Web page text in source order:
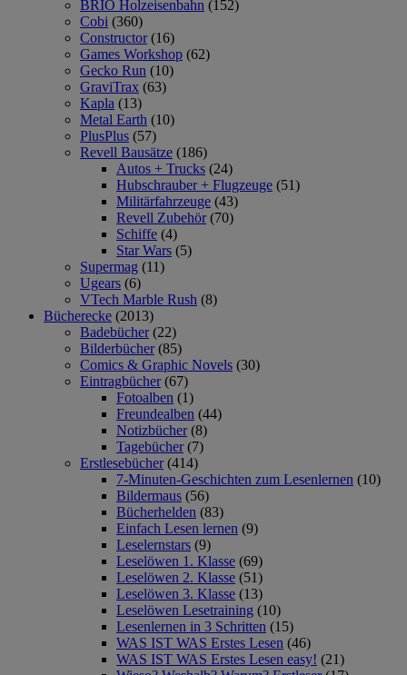
BRIO Holzeisenbahn (152)
Cobi (360)
Constructor (16)
Games Workshop (62)
Gecko Run (10)
GraviTrax (63)
Kapla (13)
Metal Earth (10)
PlusPlus (57)
Revell Bausätze (186)
Autos + Trucks (24)
Hubschrauber + Flugzeuge (51)
Militärfahrzeuge (43)
Revell Zubehör (70)
Schiffe (4)
Star Wars (5)
Supermag (11)
Ugears (6)
VTech Marble Rush (8)
Bücherecke (2013)
Badebücher (22)
Bilderbücher (85)
Comics & Graphic Novels (30)
Eintragbücher (67)
Fotoalben (1)
Freundealben (44)
Notizbücher (8)
Tagebücher (7)
Erstlesebücher (414)
7-Minuten-Geschichten zum Lesenlernen (10)
Bildermaus (56)
Bücherhelden (83)
Einfach Lesen lernen (9)
Leselernstars (9)
Leselöwen 1. Klasse (69)
Leselöwen 2. Klasse (51)
Leselöwen 3. Klasse (13)
Leselöwen Lesetraining (10)
Lesenlernen in 3 Schritten (15)
WAS IST WAS Erstes Lesen (46)
WAS IST WAS Erstes Lesen easy! (21)